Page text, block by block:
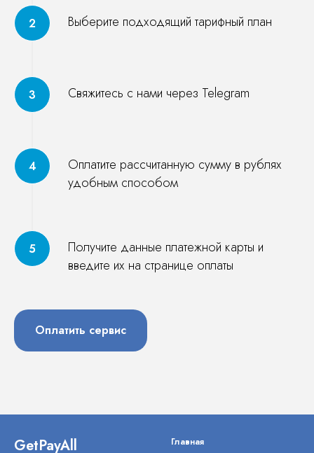
Выберите подходящий тарифный план
Свяжитесь с нами через Telegram
Оплатите рассчитанную сумму в рублях
удобным способом
Получите данные платежной карты и
введите их на странице оплаты
Оплатить сервис
GetPayAll Главная